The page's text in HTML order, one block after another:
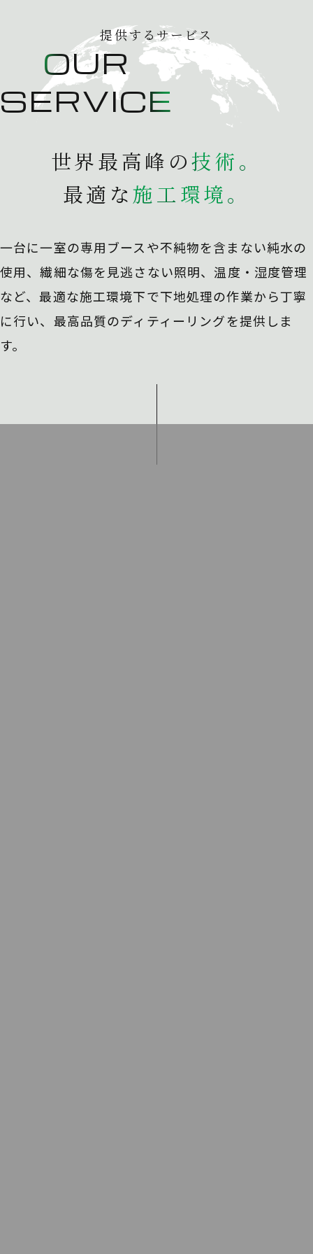
提供するサービス
OUR
SERVICE
世界最高峰の技術。
最適な施 工環境。
一台に一室の専用ブースや不純物を含まない純水の
使用、繊細な傷を見逃さない照明、温度・湿度管理
など、最適な施工環境下で下地処理の作業から丁寧
に行い、 最高品質のディティーリングを提供しま
す。